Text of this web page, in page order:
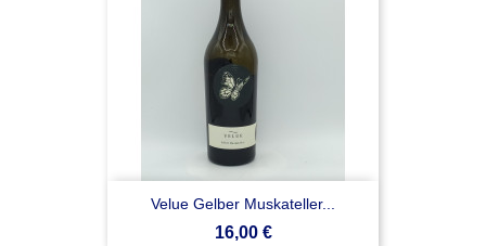
Velue Gelber Muskateller...
Prezzo
16,00 €